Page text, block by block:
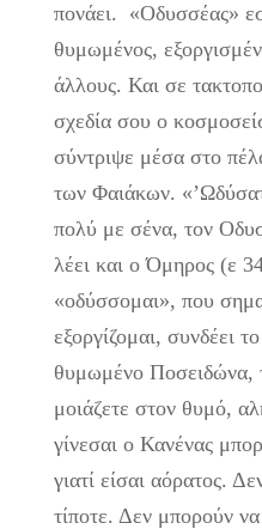
πονάει. «Οδυσσέας»
θυμωμένος,
άλλους. Και σε
σχεδία σου ο
σύντριψε μέσα στο
των Φαιάκων.
πολύ με σένα, τον
λέει και ο Όμηρος (ε
«οδύσσομαι», που
εξοργίζομαι, συνδέει
θυμωμένο Ποσειδώνα,
μοιάζετε στον θυμό,
γίνεσαι ο Κανένας
γιατί είσαι αόρατος.
τίποτε. Δεν μπορούν